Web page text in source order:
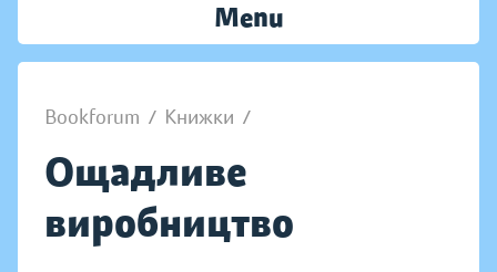
Menu
Bookforum / Книжки /
Ощадливе
виробництво